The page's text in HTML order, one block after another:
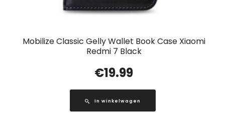
Mobilize Classic Gelly Wallet Book Case Xiaomi
Redmi 7 Black
€19.99
In winkelwagen